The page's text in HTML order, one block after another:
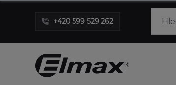
+420 599 529 262